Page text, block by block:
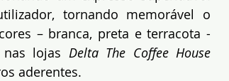
tornando memorável o
– branca, preta e terracota -
nas lojas Delta The Coffee House
aderentes.